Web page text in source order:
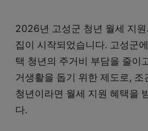
2026년 고성군 청년 월세 지
집이 시작되었습니다. 고성군
택 청년의 주거비 부담을 줄이
거생활을 돕기 위한 제도로, 조
청년이라면 월세 지원 혜택을
다.